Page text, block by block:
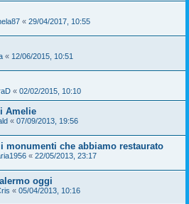
« 29/04/2017, 10:55
« 12/06/2015, 10:51
« 02/02/2015, 10:10
Amelie
« 07/09/2013, 19:56
monumenti che abbiamo restaurato
« 22/05/2013, 23:17
oggi
« 05/04/2013, 10:16